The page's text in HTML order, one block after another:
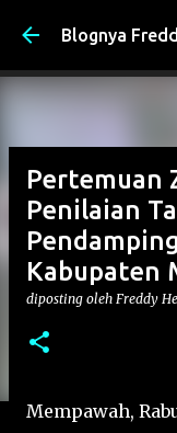
Blognya
Pertemuan
Penilaian
Kabupaten
diposting oleh Freddy
Mempawah,